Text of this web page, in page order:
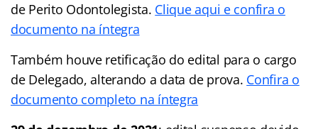
de Perito Odontolegista. Clique aqui e confira o
documento na íntegra
Também houve retificação do edital para o cargo
de Delegado, alterando a data de prova. Confira o
documento completo na íntegra